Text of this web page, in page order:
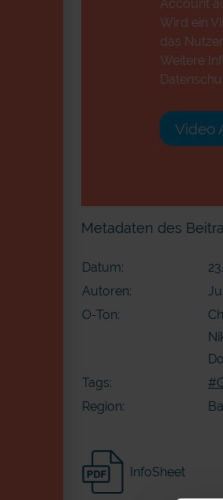
Wird ein
das
Weitere
Video
Metadaten des
Datum:
Autoren:
O-Ton:
Tags:
Region:
InfoSheet